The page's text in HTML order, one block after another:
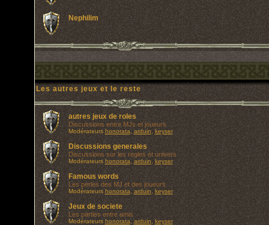
Nephilim
Les autres jeux et le reste
autres jeux de roles
Discussions entre MJs et joueurs
Modérateurs honorata ,arduin ,keyser
Discussions generales
Discussions sur les regles et univers
Modérateurs honorata ,arduin ,keyser
Famous words
Les perles des MJ et des joueurs
Modérateurs honorata ,arduin ,keyser
Jeux de societe
Les parties entre amis
Modérateurs honorata ,arduin ,keyser